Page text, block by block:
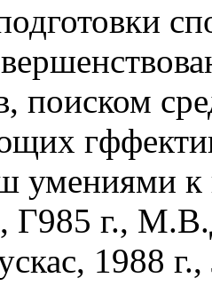
поиском
умениями
Г985 г.,
1988